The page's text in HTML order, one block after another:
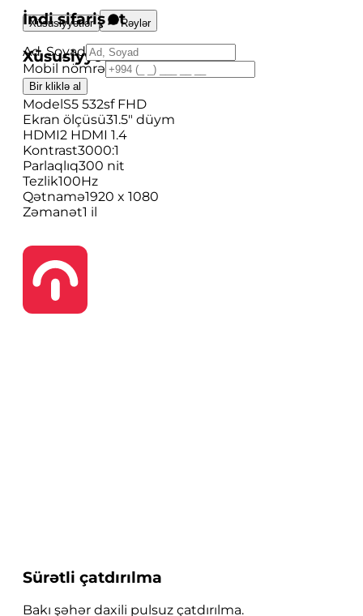
İndi sifariş et
Ad, Soyad
Mobil nömrə
Bir kliklə al
Xüsusiyyətlər Rəylər
Xüsusiyyətlər
BrendHP
ModelS5 532sf FHD
Ekran ölçüsü31.5" düym
HDMI2 HDMI 1.4
Kontrast3000:1
Parlaqlıq300 nit
Tezlik100Hz
Qətnamə1920 x 1080
Zəmanət1 il
Sürətli çatdırılma
Bakı şəhər daxili pulsuz çatdırılma.